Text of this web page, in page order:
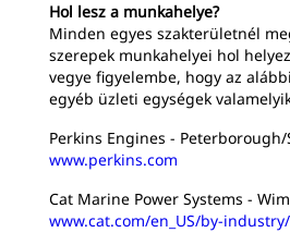
Hol lesz a munkahelye?
Minden egyes szakterületnél
szerepek munkahelyei hol
vegye figyelembe, hogy az
egyéb üzleti egységek
Perkins Engines -
www.perkins.com
Cat Marine Power Systems -
www.cat.com/en_US/by-